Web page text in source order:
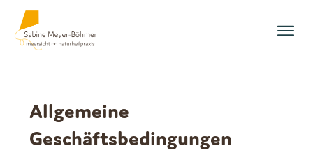
Allgemeine
Geschäftsbedingungen